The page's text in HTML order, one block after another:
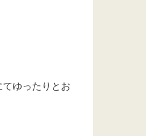
ゆったりとお